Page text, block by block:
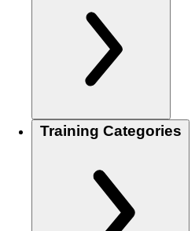
Training Categories